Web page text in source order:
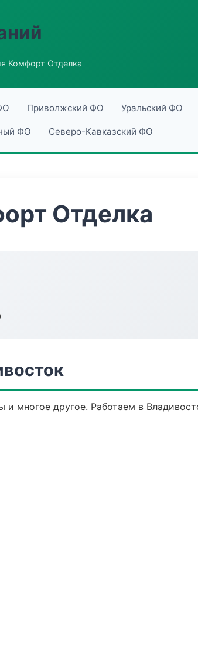
Комфорт Отделка
Приволжский ФО Уральский ФО
ФО Северо-Кавказский ФО
Отделка
и многое другое. Работаем в